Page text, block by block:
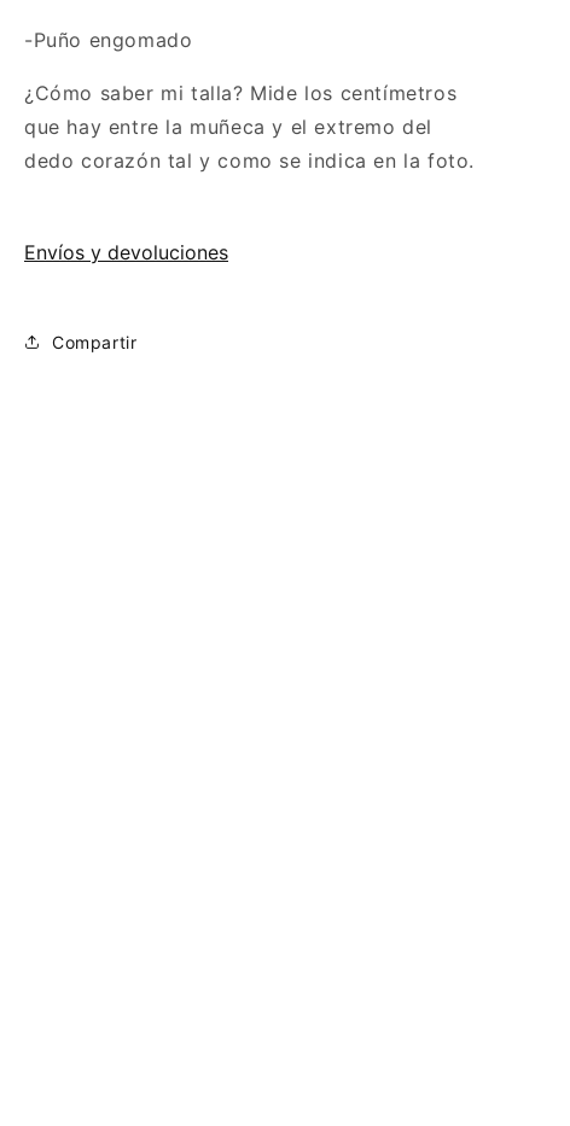
-Puño engomado
¿Cómo saber mi talla? Mide los centímetros
que hay entre la muñeca y el extremo del
dedo corazón tal y como se indica en la foto.
Envíos y devoluciones
Compartir